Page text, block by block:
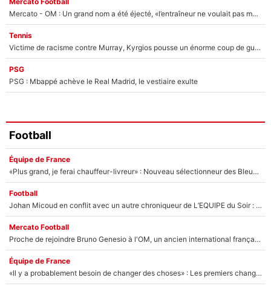
Mercato - OM : Un grand nom a été éjecté, «l’entraîneur ne voulait pas me conserver»
Tennis
Victime de racisme contre Murray, Kyrgios pousse un énorme coup de gueule !
PSG
PSG : Mbappé achève le Real Madrid, le vestiaire exulte
Football
Équipe de France
«Plus grand, je ferai chauffeur-livreur» : Nouveau sélectionneur des Bleus, Zinédine Zidane s’était imaginé un avenir très différent lorsqu'il était enfant
Football
Johan Micoud en conflit avec un autre chroniqueur de L’EQUIPE du Soir : «Pendant un moment, je ne les ai pas remis ensemble dans l'émission»
Mercato Football
Proche de rejoindre Bruno Genesio à l'OM, un ancien international français va finalement débarquer... sur RMC !
Équipe de France
«Il y a probablement besoin de changer des choses» : Les premiers changements de Zinedine Zidane en équipe de France sont révélés ?